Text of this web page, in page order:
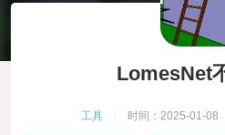
LomesNet
工具 时间：2025-01-08